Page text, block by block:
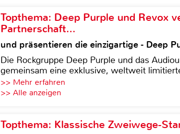
Topthema: Deep Purple und Revox
Partnerschaft…
und präsentieren die einzigartige - Deep
Die Rockgruppe Deep Purple und das
gemeinsam eine exklusive, weltweit
>> Mehr erfahren
>> Alle anzeigen
Topthema: Klassische Zweiwege-